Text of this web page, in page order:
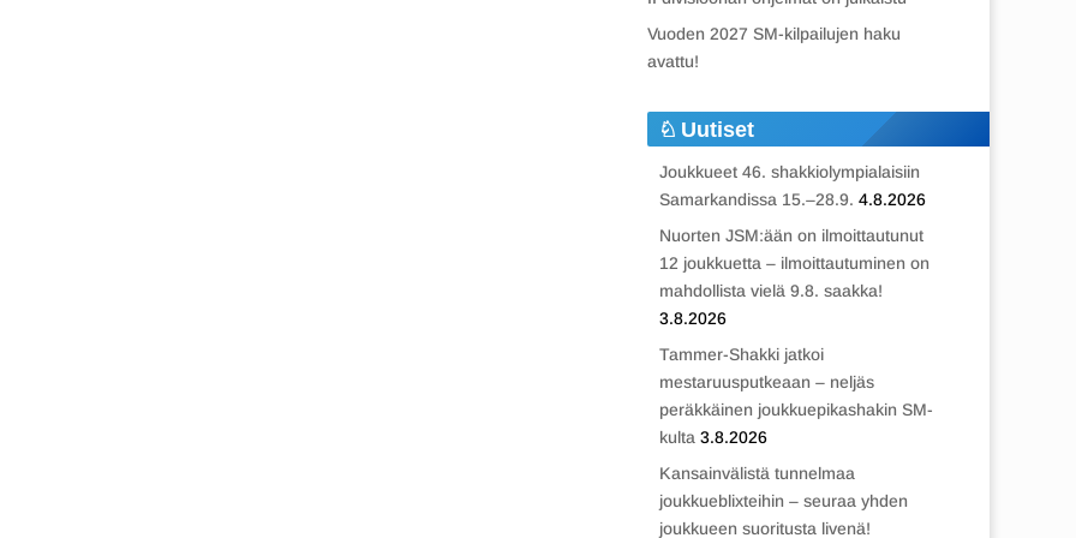
Vuoden 2027 SM-kilpailujen haku
avattu!
Uutiset
Joukkueet 46. shakkiolympialaisiin
Samarkandissa 15.–28.9. 4.8.2026
Nuorten JSM:ään on ilmoittautunut
12 joukkuetta – ilmoittautuminen on
mahdollista vielä 9.8. saakka!
3.8.2026
Tammer-Shakki jatkoi
mestaruusputkeaan – neljäs
peräkkäinen joukkuepikashakin SM-
kulta 3.8.2026
Kansainvälistä tunnelmaa
joukkueblixteihin – seuraa yhden
joukkueen suoritusta livenä!